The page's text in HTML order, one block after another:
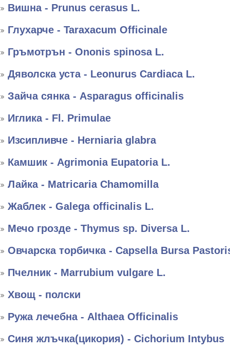
Вишна - Prunus cerasus L.
Глухарче - Taraxacum Officinale
Гръмотрън - Ononis spinosa L.
Дяволска уста - Leonurus Cardiaca L.
Зайча сянка - Asparagus officinalis
Иглика - Fl. Primulae
Изсипливче - Herniaria glabra
Камшик - Agrimonia Eupatoria L.
Лайка - Matricaria Chamomilla
Жаблек - Galega officinalis L.
Мечо грозде - Thymus sp. Diversa L.
Овчарска торбичка - Capsella Bursa
Пчелник - Marrubium vulgare L.
Хвощ - полски
Ружа лечебна - Althaea Officinalis
Синя жлъчка(цикория) - Cichorium Intybus